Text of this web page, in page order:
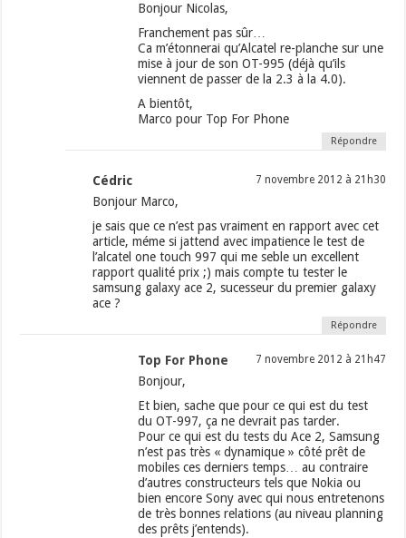
Bonjour Nicolas,
Franchement pas sûr…
Ca m’étonnerai qu’Alcatel re-planche sur une
mise à jour de son OT-995 (déjà qu’ils
viennent de passer de la 2.3 à la 4.0).
A bientôt,
Marco pour Top For Phone
Répondre
Cédric 7 novembre 2012 à 21h30
Bonjour Marco,
je sais que ce n’est pas vraiment en rapport avec cet
article, méme si jattend avec impatience le test de
l’alcatel one touch 997 qui me seble un excellent
rapport qualité prix ;) mais compte tu tester le
samsung galaxy ace 2, sucesseur du premier galaxy
ace ?
Répondre
Top For Phone 7 novembre 2012 à 21h47
Bonjour,
Et bien, sache que pour ce qui est du test
du OT-997, ça ne devrait pas tarder.
Pour ce qui est du tests du Ace 2, Samsung
n’est pas très « dynamique » côté prêt de
mobiles ces derniers temps… au contraire
d’autres constructeurs tels que Nokia ou
bien encore Sony avec qui nous entretenons
de très bonnes relations (au niveau planning
des prêts j’entends).